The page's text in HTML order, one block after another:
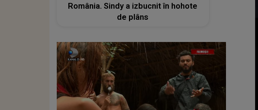
România. Sindy a izbucnit în hohote
de plâns